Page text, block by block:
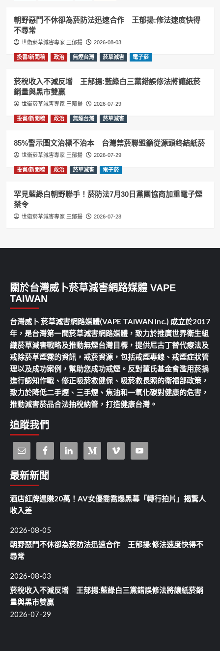
朝野惡鬥不休卻為菸防法迅速合作 王郁揚:修法速度快得
不尋常
世衛菸草減害專家 王郁揚 2026-08-03
投書/新聞稿 政治 無煙台灣 菸草減害 電子菸
菸稅收入不減反增 王郁揚:藍綠白三黨錯誤修法將讓紙菸
銷量與黑市雙贏
世衛菸草減害專家 王郁揚 2026-07-29
投書/新聞稿 政治 無煙台灣 菸草減害
85%警示圖文治標不治本 台灣禁菸聯盟籲從源頭終結紙菸
世衛菸草減害專家 王郁揚 2026-07-29
投書/新聞稿 政治 菸草減害 電子菸
罕見藍綠白朝野聯手！菸防法7月30日黨團協商加重電子煙
禁令
世衛菸草減害專家 王郁揚 2026-07-28
關於台灣威卜菸草減害網路媒體 VAPE
TAIWAN
台灣威卜 菸草減害網路媒體(VAPE TAIWAN Inc.) 成立於2017
年，是台灣第一間菸草減害網路媒體，致力於推廣世界衛生組
織菸草減害戰略及推動無煙台灣目標，提供尼古丁替代療法及
戒除菸草煙霧的資訊，戒菸資源，包括戒煙專線、戒煙症狀管
理以及成功案例，幫助您成功戒煙。反對董氏基金會濫用菸捐
進行認知作戰、修正吸菸救健保、吸菸救長照的衛福部政策，
致力於降低二手煙、三手煙、焦油和一氧化碳對健康的危害，
推動減害菸品合法抽稅納管，打造健康台灣。
追蹤我們
最新新聞
酒店紅牌週賺20萬！AV女優喬喬爆黑幕「轉行拍片」揭驚人
收入差
2026-08-05
朝野惡鬥不休卻為菸防法迅速合作 王郁揚:修法速度快得不
尋常
2026-08-03
菸稅收入不減反增 王郁揚:藍綠白三黨錯誤修法將讓紙菸銷
量與黑市雙贏
2026-07-29